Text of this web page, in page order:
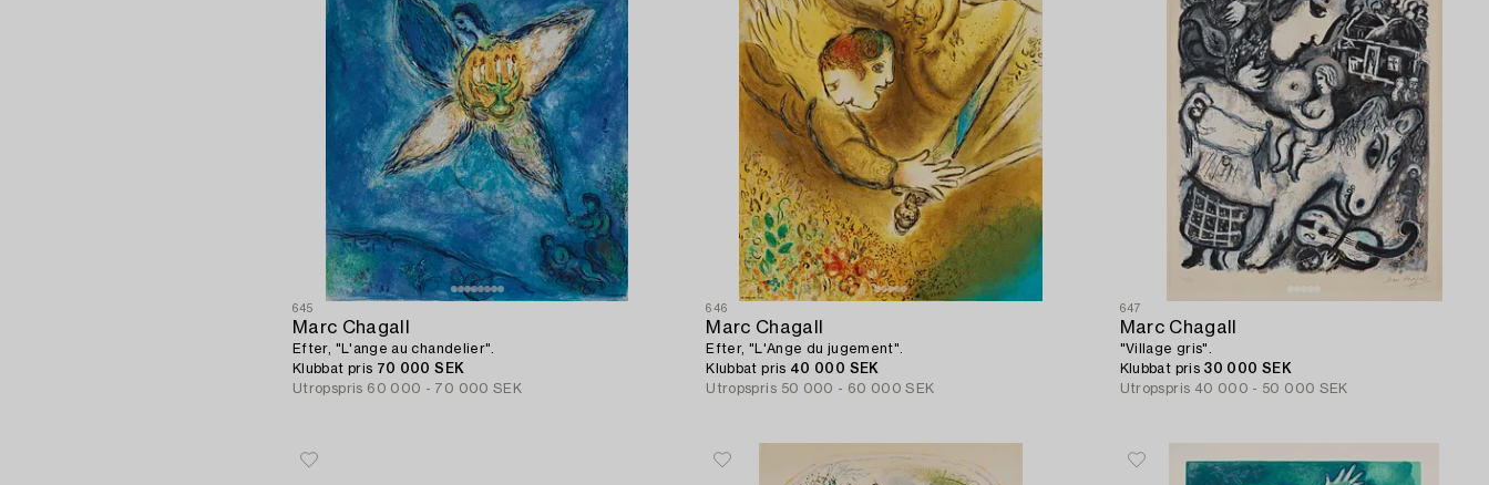
645
Marc Chagall
Efter, "L'ange au chandelier".
Klubbat pris 70 000 SEK
Utropspris 60 000 - 70 000 SEK
646
Marc Chagall
Efter, "L'Ange du jugement".
Klubbat pris 40 000 SEK
Utropspris 50 000 - 60 000 SEK
647
Marc Chagall
"Village gris".
Klubbat pris 30 000 SEK
Utropspris 40 000 - 50 000 SEK